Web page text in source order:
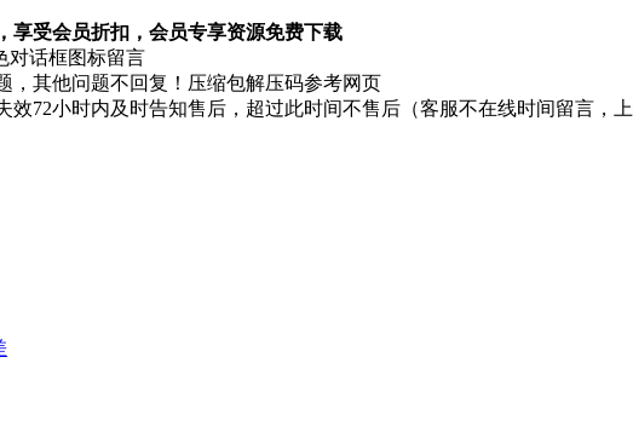
享受会员折扣，会员专享资源免费下载
对话框图标留言
，其他问题不回复！压缩包解压码参考网页
效72小时内及时告知售后，超过此时间不售后（客服不在线时间留言，上